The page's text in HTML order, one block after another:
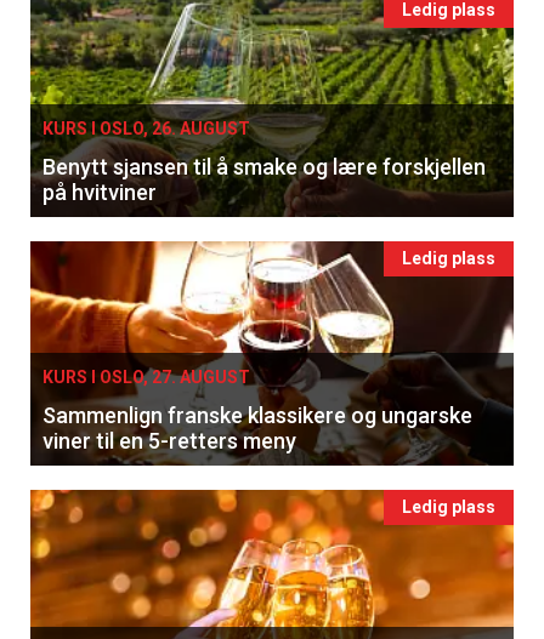
Ledig plass
KURS I OSLO, 26. AUGUST
Benytt sjansen til å smake og lære forskjellen
på hvitviner
Ledig plass
KURS I OSLO, 27. AUGUST
Sammenlign franske klassikere og ungarske
viner til en 5-retters meny
Ledig plass